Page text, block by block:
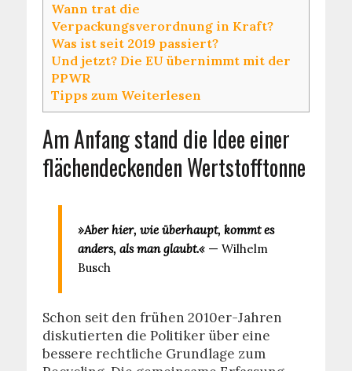
Wann trat die
Verpackungsverordnung in Kraft?
Was ist seit 2019 passiert?
Und jetzt? Die EU übernimmt mit der
PPWR
Tipps zum Weiterlesen
Am Anfang stand die Idee einer
flächendeckenden Wertstofftonne
»Aber hier, wie überhaupt, kommt es
anders, als man glaubt.«— Wilhelm
Busch
Schon seit den frühen 2010er-Jahren
diskutierten die Politiker über eine
bessere rechtliche Grundlage zum